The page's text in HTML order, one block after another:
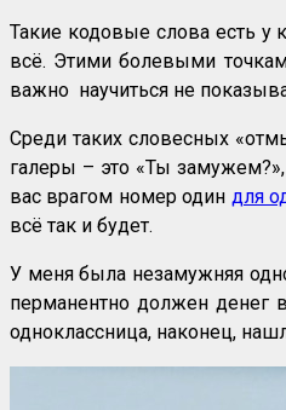
Такие кодовые слова есть у
всё. Этими болевыми
важно научиться не
Среди таких словесных
галеры – это «Ты
вас врагом номер один для
всё так и будет.
У меня была незамужняя
перманентно должен денег
одноклассница, наконец,